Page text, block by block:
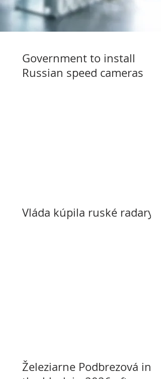
Government to install
Russian speed cameras
Vláda kúpila ruské radary
Železiarne Podbrezová in